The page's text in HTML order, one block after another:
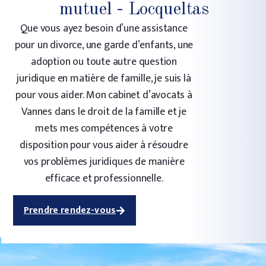
mutuel - Locqueltas
Que vous ayez besoin d’une assistance
pour un divorce, une garde d’enfants, une
adoption ou toute autre question
juridique en matière de famille, je suis là
pour vous aider. Mon cabinet d’avocats à
Vannes dans le droit de la famille et je
mets mes compétences à votre
disposition pour vous aider à résoudre
vos problèmes juridiques de manière
efficace et professionnelle.
Prendre rendez-vous